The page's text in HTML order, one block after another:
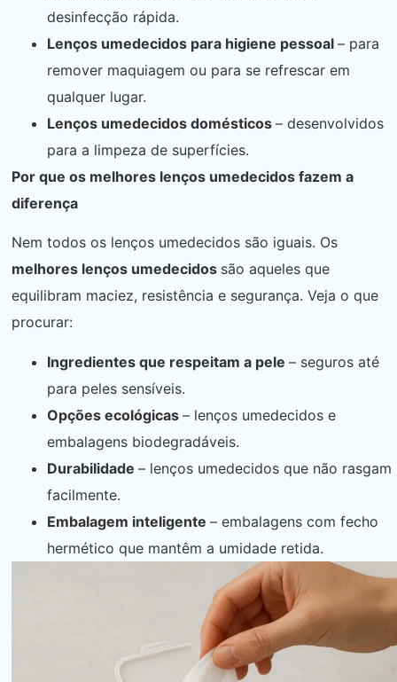
desinfecção rápida.
Lenços umedecidos para higiene pessoal – para
remover maquiagem ou para se refrescar em
qualquer lugar.
Lenços umedecidos domésticos – desenvolvidos
para a limpeza de superfícies.
Por que os melhores lenços umedecidos fazem a
diferença
Nem todos os lenços umedecidos são iguais. Os
melhores lenços umedecidos são aqueles que
equilibram maciez, resistência e segurança. Veja o que
procurar:
Ingredientes que respeitam a pele – seguros até
para peles sensíveis.
Opções ecológicas – lenços umedecidos e
embalagens biodegradáveis.
Durabilidade – lenços umedecidos que não rasgam
facilmente.
Embalagem inteligente – embalagens com fecho
hermético que mantêm a umidade retida.